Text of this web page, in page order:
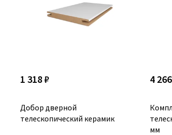
1 318 ₽
Добор дверной
телескопический керамик
4
мм